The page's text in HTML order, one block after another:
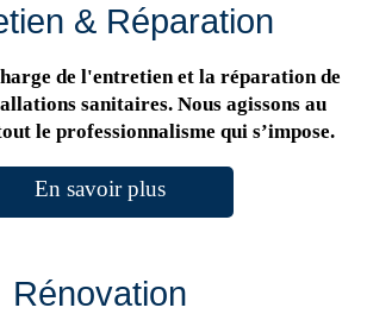
& Réparation
de l'entretien et la réparation de
sanitaires. Nous agissons au
le professionnalisme qui s’impose.
En savoir plus
Rénovation